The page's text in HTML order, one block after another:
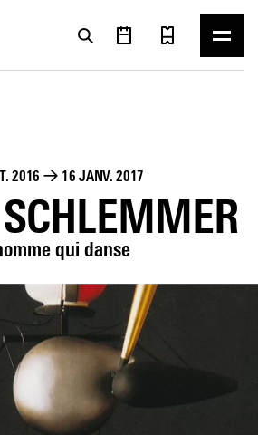
2016 → 16 JANV. 2017
qui danse